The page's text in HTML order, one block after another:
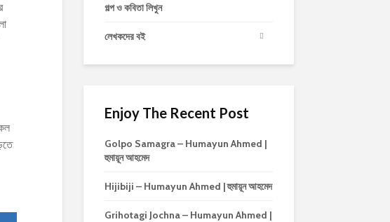
গল্প ও কবিতা লিখুন
লেখকদের বই
Enjoy The Recent Post
Golpo Samagra – Humayun Ahmed |
হুমায়ূন আহমেদ
Hijibiji – Humayun Ahmed | হুমায়ূন আহমেদ
Grihotagi Jochna – Humayun Ahmed |